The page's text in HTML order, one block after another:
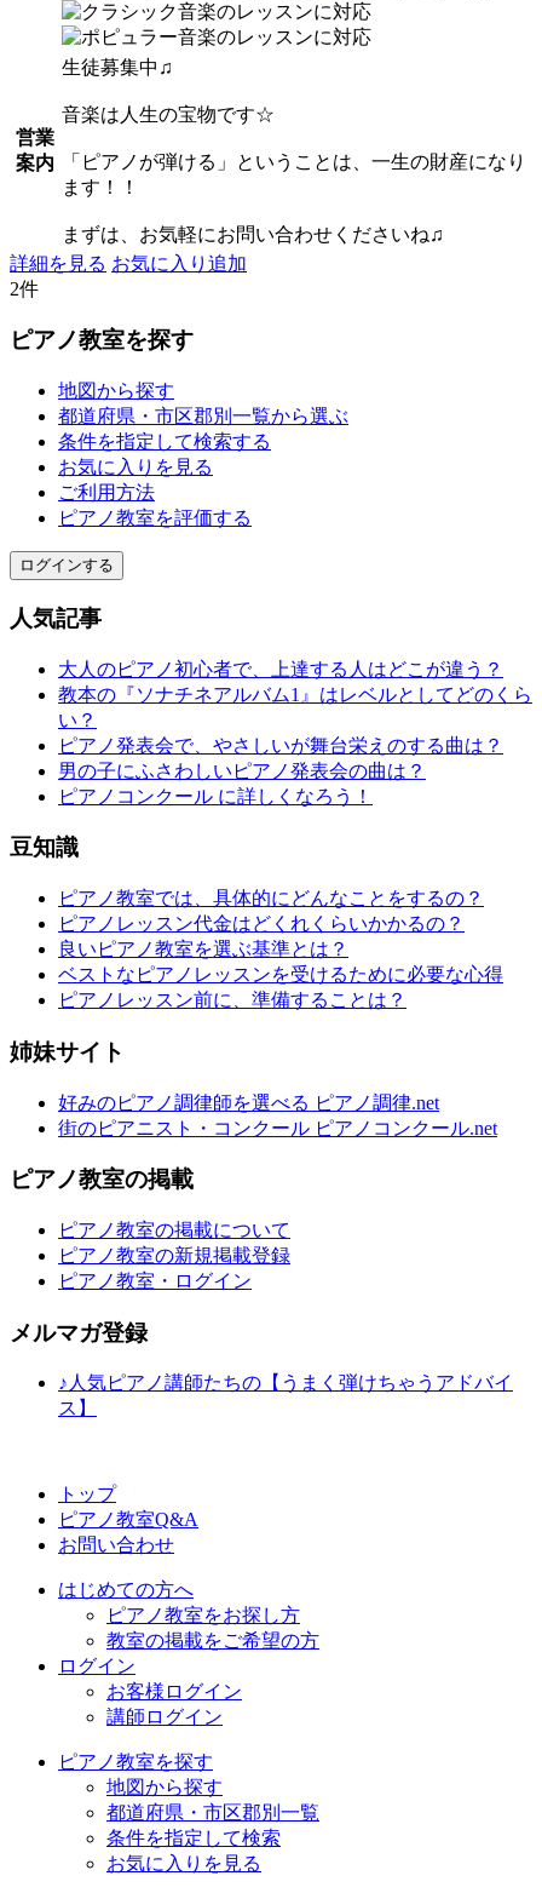
営業
案内
生徒募集中♫
音楽は人生の宝物です☆
「ピアノが弾ける」ということは、一生の財産になり
ます！！
まずは、お気軽にお問い合わせくださいね♫
詳細を見る お気に入り追加
2件
ピアノ教室を探す
地図から探す
都道府県・市区郡別一覧から選ぶ
条件を指定して検索する
お気に入りを見る
ご利用方法
ピアノ教室を評価する
ログインする
人気記事
大人のピアノ初心者で、上達する人はどこが違う？
教本の『ソナチネアルバム1』はレベルとしてどのくら
い？
ピアノ発表会で、やさしいが舞台栄えのする曲は？
男の子にふさわしいピアノ発表会の曲は？
ピアノコンクール に詳しくなろう！
豆知識
ピアノ教室では、具体的にどんなことをするの？
ピアノレッスン代金はどくれくらいかかるの？
良いピアノ教室を選ぶ基準とは？
ベストなピアノレッスンを受けるために必要な心得
ピアノレッスン前に、準備することは？
姉妹サイト
好みのピアノ調律師を選べる ピアノ調律.net
街のピアニスト・コンクール ピアノコンクール.net
ピアノ教室の掲載
ピアノ教室の掲載について
ピアノ教室の新規掲載登録
ピアノ教室・ログイン
メルマガ登録
♪人気ピアノ講師たちの【うまく弾けちゃうアドバイ
ス】
トップ
ピアノ教室Q&A
お問い合わせ
はじめての方へ
ピアノ教室をお探し方
教室の掲載をご希望の方
ログイン
お客様ログイン
講師ログイン
ピアノ教室を探す
地図から探す
都道府県・市区郡別一覧
条件を指定して検索
お気に入りを見る